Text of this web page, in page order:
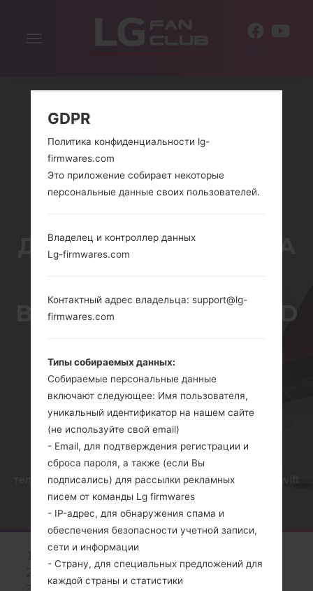
Включить
ДАННЫЕ С ТЕЛЕФОНА
BANTER, WINE 2, FLUID
АНАЛОГИЧНЫХ
СЕРИЯХ?
Главная →Cтатьи →Как удалить все данные с
телефона через код на LG Banter, Wine 2, Fluid 2, Swift
и аналогичных сериях?
Включите устройство.
Откройте номеронабиратель телефона.
GDPR
Политика конфиденциальности lg-
firmwares.com
Это приложение собирает некоторые
персональные данные своих пользователей.
Владелец и контроллер данных
Lg-firmwares.com
Контактный адрес владельца: support@lg-
firmwares.com
Типы собираемых данных:
Собираемые персональные данные
включают следующее: Имя пользователя,
уникальный идентификатор на нашем сайте
(не используйте свой email)
- Email, для подтверждения регистрации и
сброса пароля, а также (если Вы
подписались) для рассылки рекламных
писем от команды Lg firmwares
- IP-адрес, для обнаружения спама и
обеспечения безопасности учетной записи,
сети и информации
- Страну, для специальных предложений для
каждой страны и статистики